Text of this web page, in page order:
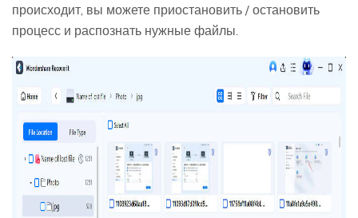
происходит, вы можете приостановить / остановить
процесс и распознать нужные файлы.